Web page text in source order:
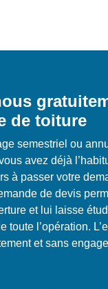
de toiture
semestriel ou
avez déjà
à passer votre
de devis
et lui laisse
toute l’opération.
et sans